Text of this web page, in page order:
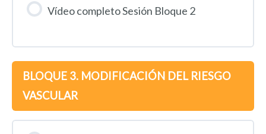
Vídeo completo Sesión Bloque 2
BLOQUE 3. MODIFICACIÓN DEL RIESGO
VASCULAR